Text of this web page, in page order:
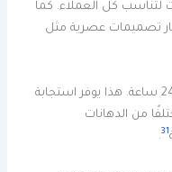
لتناسب كل العملاء. كما
تصميمات عصرية مثل
تقدم شركة جدار خدمات صباغة على مدار 24 ساعة. هذا يوفر استجابة
تستخدم 20 نوعًا مختلفًا من الدهانات
31
.